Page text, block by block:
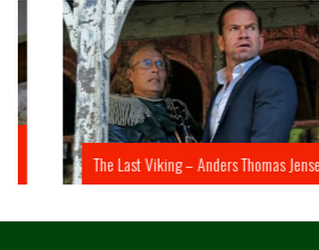
The Last Viking – Anders Thomas Jensen